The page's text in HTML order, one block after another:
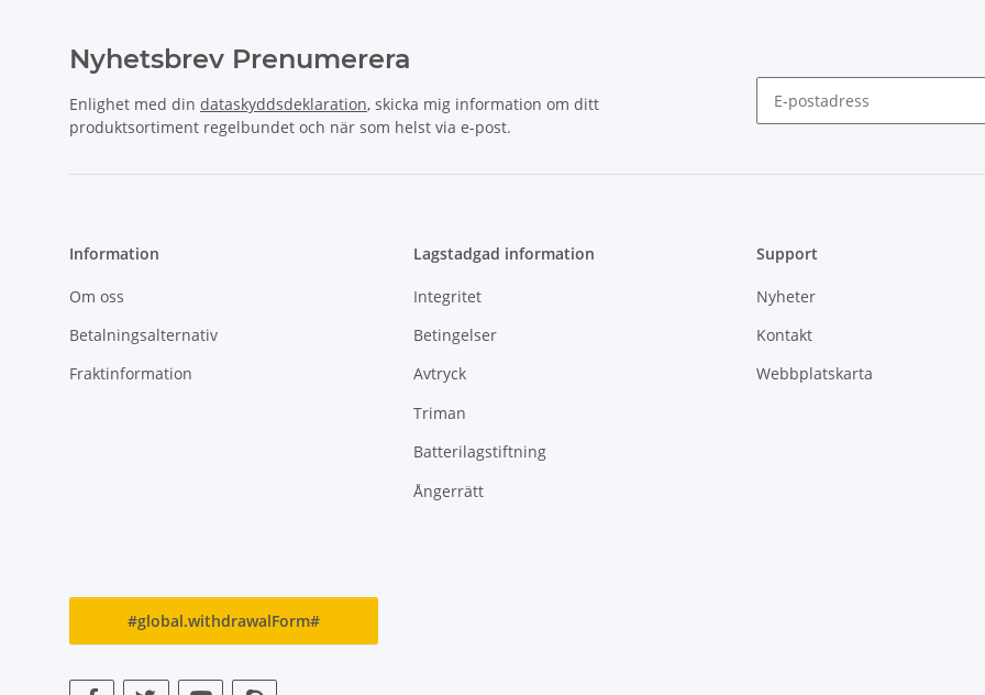
Nyhetsbrev Prenumerera
Enlighet med din dataskyddsdeklaration, skicka mig information om ditt
produktsortiment regelbundet och när som helst via e-post.
Information
Om oss
Betalningsalternativ
Fraktinformation
Lagstadgad information
Integritet
Betingelser
Avtryck
Triman
Batterilagstiftning
Ångerrätt
Support
Nyheter
Kontakt
Webbplatskarta
#global.withdrawalForm#